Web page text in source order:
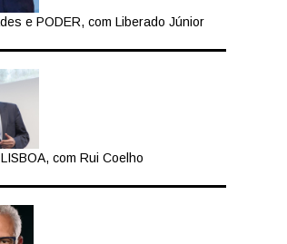
e PODER, com Liberado Júnior
com Rui Coelho